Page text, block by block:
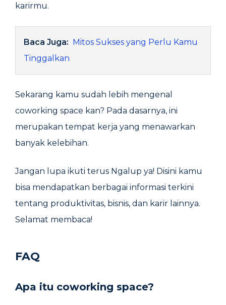
karirmu.
Baca Juga: Mitos Sukses yang Perlu Kamu
Tinggalkan
Sekarang kamu sudah lebih mengenal
coworking space kan? Pada dasarnya, ini
merupakan tempat kerja yang menawarkan
banyak kelebihan.
Jangan lupa ikuti terus Ngalup ya! Disini kamu
bisa mendapatkan berbagai informasi terkini
tentang produktivitas, bisnis, dan karir lainnya.
Selamat membaca!
FAQ
Apa itu coworking space?